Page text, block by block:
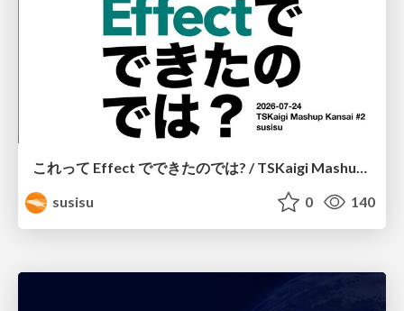
これって Effect でできたのでは? / TSKaigi Mashup Kansai #2
susisu
0 140